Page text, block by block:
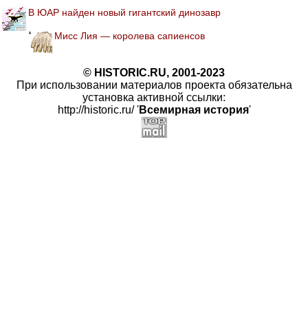
В ЮАР найден новый гигантский динозавр
Мисс Лия — королева сапиенсов
© HISTORIC.RU, 2001-2023
При использовании материалов проекта обязательна
установка активной ссылки:
http://historic.ru/ 'Всемирная история'